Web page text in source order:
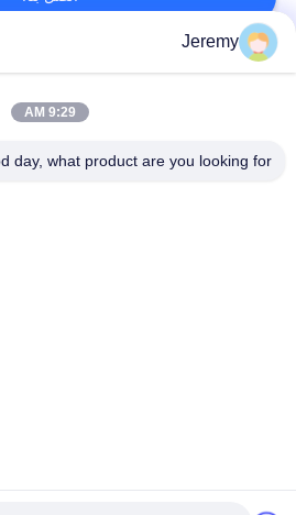
فئات شعبية
خط إنتاج OSB
Jeremy
9:29 AM
day, what product are you looking for?